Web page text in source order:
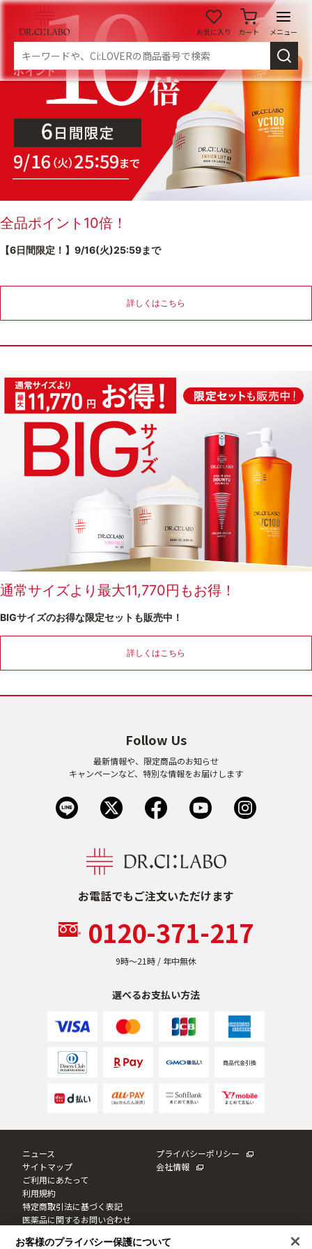
お気に入り カート メニュー
新規会員登録 ログイン
マイページ
スキンケア
商品カテゴリーから探す
角質・導入美容液
ゲル クリーム
UVケア マスク
商品カテゴリーから探す TOP
VC100ライン
エンリッチリフトライン
メディカリフトライン
センシティブライン
モイスチャーライン
ブライトニングライン
プロダクトライン TOP
お悩みから探す
くすみ
シミ・そばかす ゆるみ・ハリ
毛穴・キメ
日焼け
トライアルキット
ベストコスメ受賞商品
メイク・ボディ・ヘアケア
クーポン＆ポイント
全品ポイント10倍！
【6日間限定！】9/16(火)25:59まで
詳しくはこちら
通常サイズより最大11,770円もお得！
BIGサイズのお得な限定セットも販売中！
詳しくはこちら
お電話でもご注文いただけます
0120-371-217
9時〜21時 / 年中無休
選べるお支払い方法
Follow Us
最新情報や、限定商品のお知らせ
キャンペーンなど、特別な情報をお届けします
ニュース
サイトマップ
ご利用にあたって
利用規約
特定商取引法に基づく表記
医薬品に関するお問い合わせ
プライバシーポリシー
会社情報
お客様のプライバシー保護について